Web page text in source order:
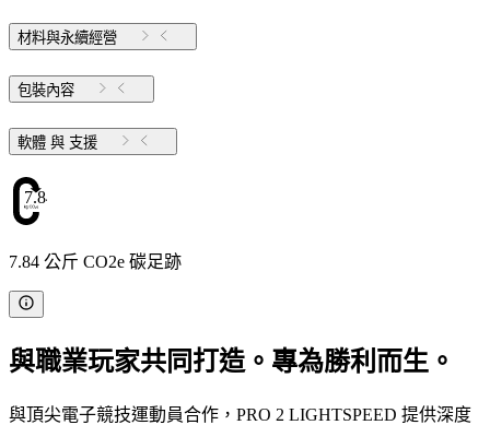
材料與永續經營
包裝內容
軟體 與 支援
7.84
7.84 公斤 CO2e 碳足跡
與職業玩家共同打造。專為勝利而生。
與頂尖電子競技運動員合作，PRO 2 LIGHTSPEED 提供深度